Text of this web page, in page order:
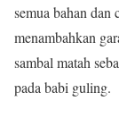
semua bahan
menambahkan
sambal matah
pada babi guling.